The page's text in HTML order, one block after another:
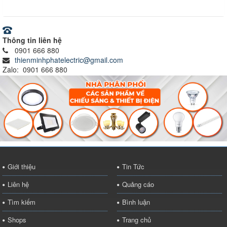
Thông tin liên hệ
0901 666 880
thienminhphatelectric@gmail.com
Zalo: 0901 666 880
Giới thiệu
Tin Tức
Liên hệ
Quảng cáo
Tìm kiếm
Bình luận
Shops
Trang chủ